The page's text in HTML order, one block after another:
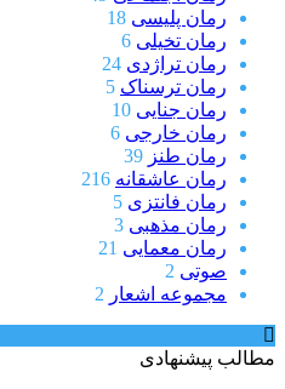
رمان پلیسی 18
رمان تخیلی 6
رمان تراژدی 24
رمان ترسناک 5
رمان جنایی 10
رمان خارجی 6
رمان طنز 39
رمان عاشقانه 216
رمان فانتزی 5
رمان مذهبی 3
رمان معمایی 21
صوتی 2
مجموعه اشعار 2
مطالب پیشنهادی